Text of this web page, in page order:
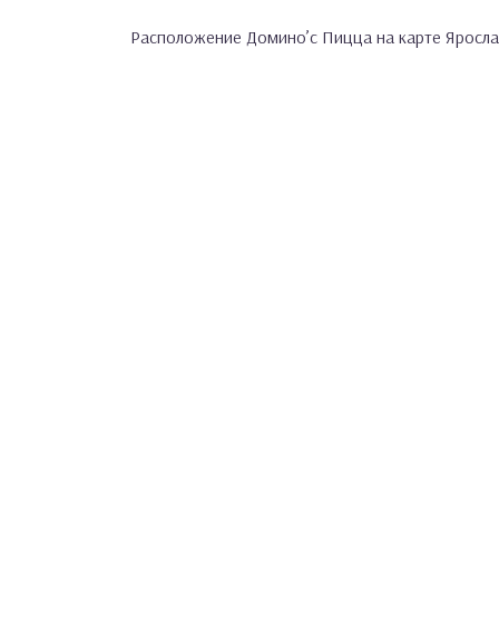
Расположение Домино’с Пицца на карте